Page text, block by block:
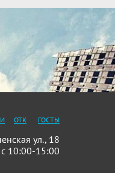
ОТК ГОСТЫ
ул., 18
10:00-15:00